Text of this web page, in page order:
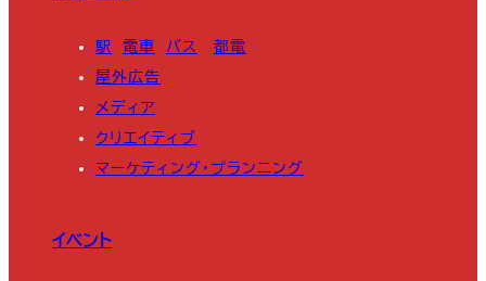
駅 電車 バス
都電
屋外広告
メディア
クリエイティブ
マーケティング・プランニング
イベント